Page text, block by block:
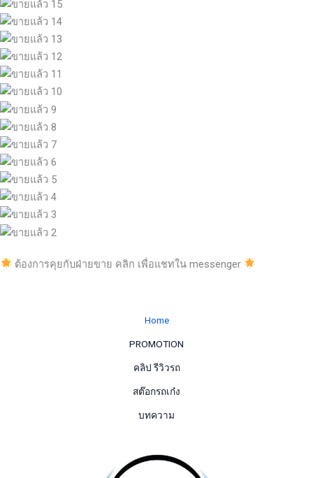
ต้องการคุยกับฝ่ายขาย คลิก เพื่อแชทใน messenger
Home
PROMOTION
คลิป รีวิวรถ
สต๊อกรถเก๋ง
บทความ